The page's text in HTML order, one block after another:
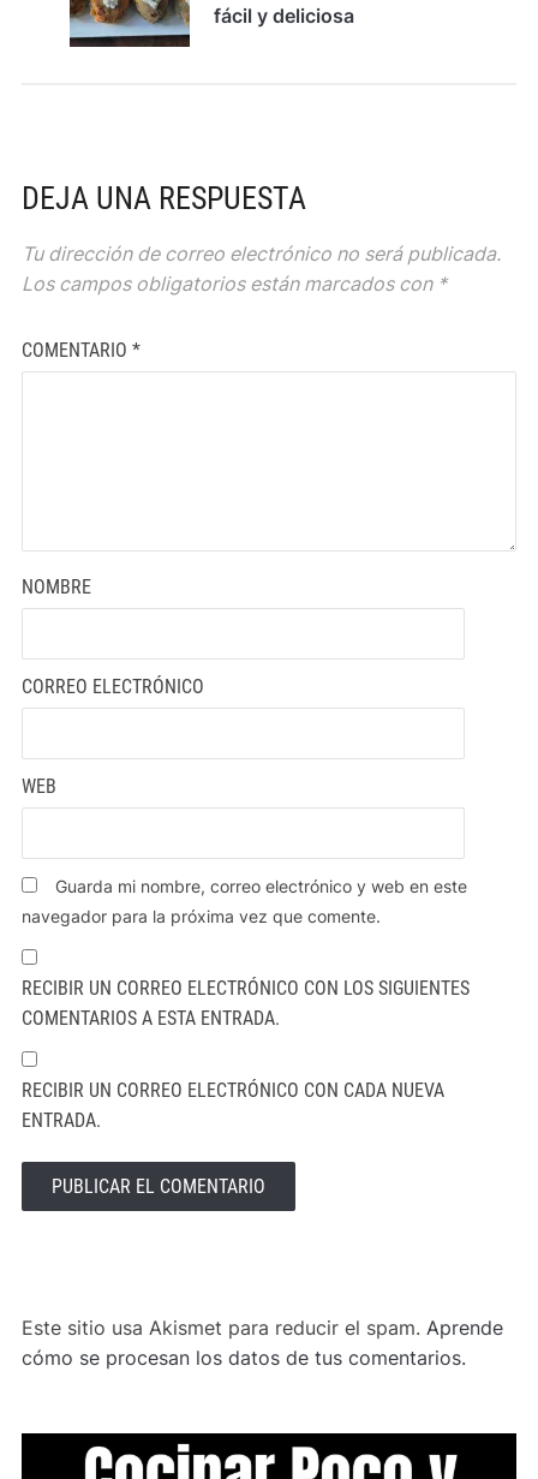
fácil y deliciosa
DEJA UNA RESPUESTA
Tu dirección de correo electrónico no será publicada.
Los campos obligatorios están marcados con *
COMENTARIO *
NOMBRE
CORREO ELECTRÓNICO
WEB
Guarda mi nombre, correo electrónico y web en este
navegador para la próxima vez que comente.
RECIBIR UN CORREO ELECTRÓNICO CON LOS SIGUIENTES
COMENTARIOS A ESTA ENTRADA.
RECIBIR UN CORREO ELECTRÓNICO CON CADA NUEVA
ENTRADA.
Este sitio usa Akismet para reducir el spam. Aprende
cómo se procesan los datos de tus comentarios.